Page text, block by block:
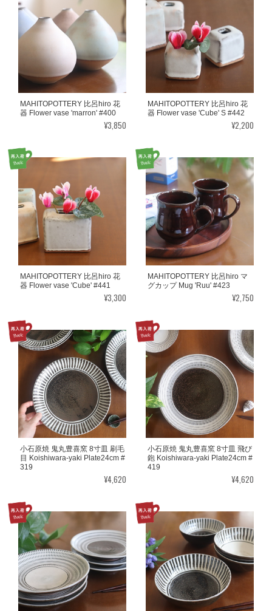
MAHITOPOTTERY 比呂hiro 花
器 Flower vase 'marron' #400
¥3,850
MAHITOPOTTERY 比呂hiro 花
器 Flower vase 'Cube' S #442
¥2,200
MAHITOPOTTERY 比呂hiro 花
器 Flower vase 'Cube' #441
¥3,300
MAHITOPOTTERY 比呂hiro マ
グカップ Mug 'Ruu' #423
¥2,750
小石原焼 鬼丸豊喜窯 8寸皿 刷毛
目 Koishiwara-yaki Plate24cm #
319
¥4,620
小石原焼 鬼丸豊喜窯 8寸皿 飛び
鉋 Koishiwara-yaki Plate24cm #
419
¥4,620